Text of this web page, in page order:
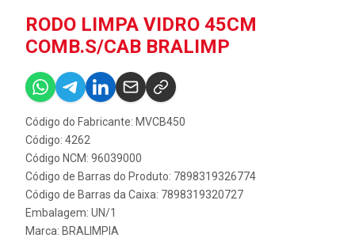
RODO LIMPA VIDRO 45CM
COMB.S/CAB BRALIMP
Código do Fabricante: MVCB450
Código: 4262
Código NCM: 96039000
Código de Barras do Produto: 7898319326774
Código de Barras da Caixa: 7898319320727
Embalagem: UN/1
Marca: BRALIMPIA